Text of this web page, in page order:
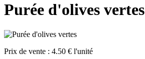
Purée d'olives vertes
Prix de vente : 4.50 € l'unité